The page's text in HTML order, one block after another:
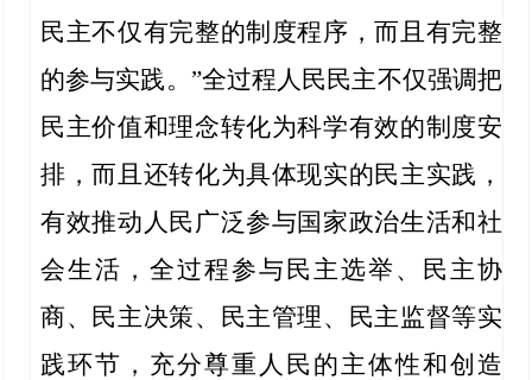
民主不仅有完整的制度程序，而且有完整
的参与实践。”全过程人民民主不仅强调把
民主价值和理念转化为科学有效的制度安
排，而且还转化为具体现实的民主实践，
有效推动人民广泛参与国家政治生活和社
会生活，全过程参与民主选举、民主协
商、民主决策、民主管理、民主监督等实
践环节，充分尊重人民的主体性和创造